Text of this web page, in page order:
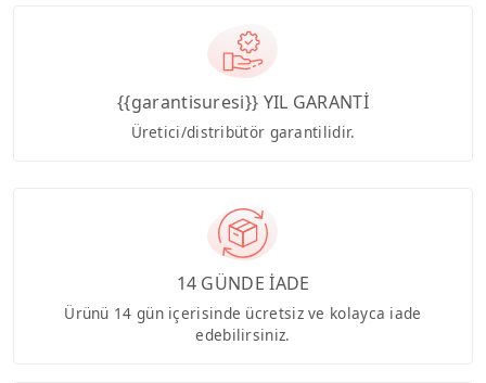
{{garantisuresi}} YIL GARANTİ
Üretici/distribütör garantilidir.
14 GÜNDE İADE
Ürünü 14 gün içerisinde ücretsiz ve kolayca iade
edebilirsiniz.